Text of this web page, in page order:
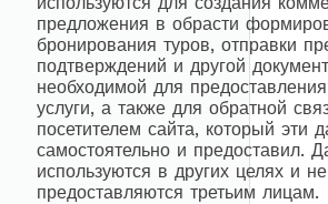
предложения в обрасти
бронирования туров, отправки
подтверждений и другой
необходимой для
услуги, а также для обратной
посетителем сайта, который эти
самостоятельно и предоставил.
используются в других целях и не
предоставляются третьим лицам.